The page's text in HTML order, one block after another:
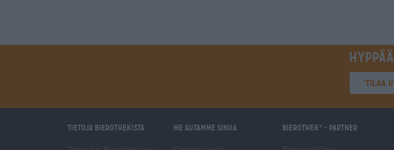
'Tilaa
Tietoja Bierothekista Me autamme sinua Bierothek - Partner